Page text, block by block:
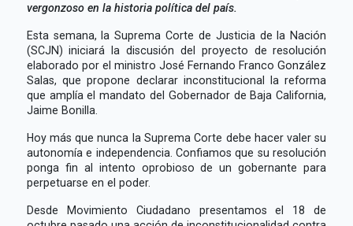
vergonzoso en la historia política del país.
Esta semana, la Suprema Corte de Justicia de la Nación
(SCJN) iniciará la discusión del proyecto de resolución
elaborado por el ministro José Fernando Franco González
Salas, que propone declarar inconstitucional la reforma
que amplía el mandato del Gobernador de Baja California,
Jaime Bonilla.
Hoy más que nunca la Suprema Corte debe hacer valer su
autonomía e independencia. Confiamos que su resolución
ponga fin al intento oprobioso de un gobernante para
perpetuarse en el poder.
Desde Movimiento Ciudadano presentamos el 18 de